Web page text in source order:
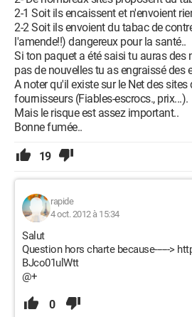
2-1 Soit ils encaissent et n'envoient
2-2 Soit ils envoient du tabac de
l'amende!!) dangereux pour la santé..
Si ton paquet a été saisi tu auras des
pas de nouvelles tu as engraissé des
A noter qu'il existe sur le Net des
fournisseurs (Fiables-escrocs., prix...).
Mais le risque est assez important..
Bonne fumée..
19
rapide
4 oct. 2012 à 15:34
Salut
Question hors charte because------>
BJco01ulWtt
@+
0